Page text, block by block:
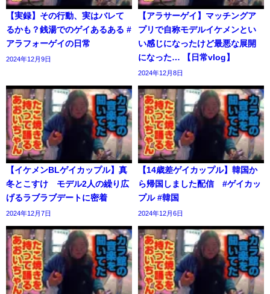
【実録】その行動、実はバレて
るかも？銭湯でのゲイあるある #
アラフォーゲイの日常
2024年12月9日
【アラサーゲイ】マッチングア
プリで自称モデルイケメンとい
い感じになったけど最悪な展開
になった… 【日常vlog】
2024年12月8日
【イケメンBLゲイカップル】真
冬とこすけ モデル2人の繰り広
げるラブラブデートに密着
2024年12月7日
【14歳差ゲイカップル】韓国か
ら帰国しました配信 #ゲイカッ
プル #韓国
2024年12月6日